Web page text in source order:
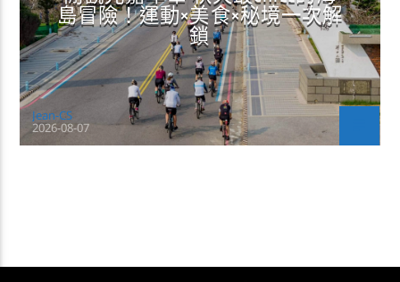
島冒險！運動×美食×秘境一次解
鎖
Jean-CS
2026-08-07